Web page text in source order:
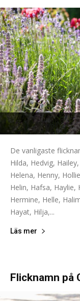
De vanligaste
Hilda, Hedvig,
Helena, Henny,
Helin, Hafsa, Haylie,
Hermine, Helle,
Hayat, Hilja,...
Läs mer
Flicknamn på